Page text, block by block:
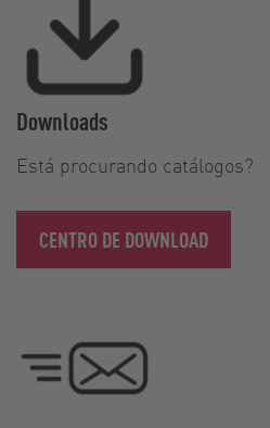
Downloads
Está procurando catálogos?
CENTRO DE DOWNLOAD